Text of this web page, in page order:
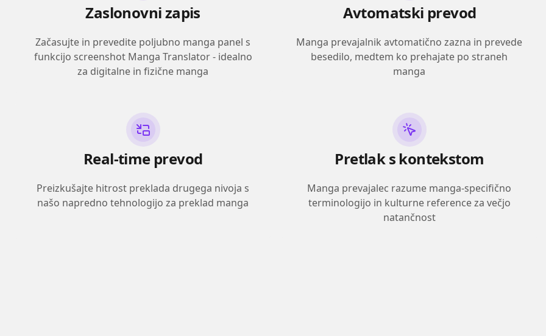
Zaslonovni zapis
Začasujte in prevedite poljubno manga panel s
funkcijo screenshot Manga Translator - idealno
za digitalne in fizične manga
Avtomatski prevod
Manga prevajalnik avtomatično zazna in prevede
besedilo, medtem ko prehajate po straneh
manga
Real-time prevod
Preizkušajte hitrost preklada drugega nivoja s
našo napredno tehnologijo za preklad manga
Pretlak s kontekstom
Manga prevajalec razume manga-specifično
terminologijo in kulturne reference za večjo
natančnost